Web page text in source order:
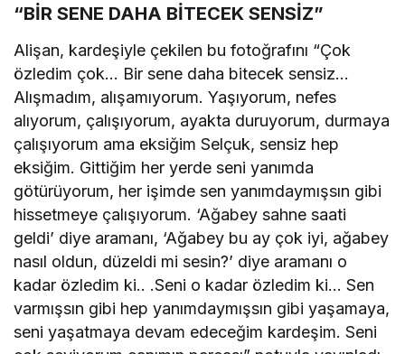
“BİR SENE DAHA BİTECEK SENSİZ”
Alişan, kardeşiyle çekilen bu fotoğrafını “Çok
özledim çok… Bir sene daha bitecek sensiz…
Alışmadım, alışamıyorum. Yaşıyorum, nefes
alıyorum, çalışıyorum, ayakta duruyorum, durmaya
çalışıyorum ama eksiğim Selçuk, sensiz hep
eksiğim. Gittiğim her yerde seni yanımda
götürüyorum, her işimde sen yanımdaymışsın gibi
hissetmeye çalışıyorum. ‘Ağabey sahne saati
geldi’ diye aramanı, ‘Ağabey bu ay çok iyi, ağabey
nasıl oldun, düzeldi mi sesin?’ diye aramanı o
kadar özledim ki.. .Seni o kadar özledim ki… Sen
varmışsın gibi hep yanımdaymışsın gibi yaşamaya,
seni yaşatmaya devam edeceğim kardeşim. Seni